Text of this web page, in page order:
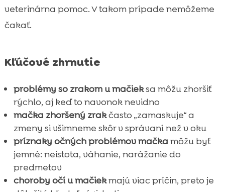
veterinárna pomoc. V takom prípade nemôžeme
čakať.
Kľúčové zhrnutie
problémy so zrakom u mačieksa môžu zhoršiť
rýchlo, aj keď to navonok nevidno
mačka zhoršený zrakčasto „zamaskuje“ a
zmeny si všimneme skôr v správaní než v oku
príznaky očných problémov mačka môžu byť
jemné: neistota, váhanie, narážanie do
predmetov
choroby očí u mačiekmajú viac príčin, preto je